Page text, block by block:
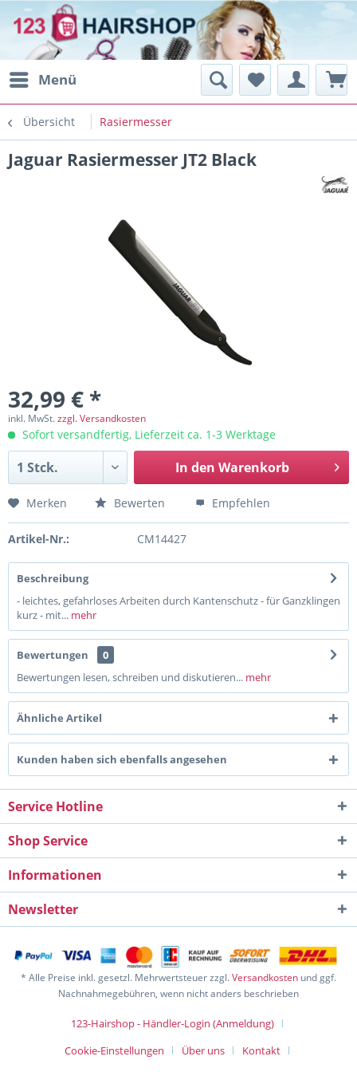
Menü
Übersicht Rasiermesser
Jaguar Rasiermesser JT2 Black
32,99 € *
inkl. MwSt.zzgl. Versandkosten
Sofort versandfertig, Lieferzeit ca. 1-3 Werktage
In den Warenkorb
Merken Bewerten Empfehlen
Artikel-Nr.: CM14427
Beschreibung
- leichtes, gefahrloses Arbeiten durch Kantenschutz - für Ganzklingen
kurz - mit... mehr
Bewertungen
0
Bewertungen lesen, schreiben und diskutieren... mehr
Ähnliche Artikel
Kunden haben sich ebenfalls angesehen
Service Hotline
Shop Service
Informationen
Newsletter
* Alle Preise inkl. gesetzl. Mehrwertsteuer zzgl.Versandkosten und ggf.
Nachnahmegebühren, wenn nicht anders beschrieben
123-Hairshop - Händler-Login (Anmeldung)
Cookie-Einstellungen
Über uns
Kontakt